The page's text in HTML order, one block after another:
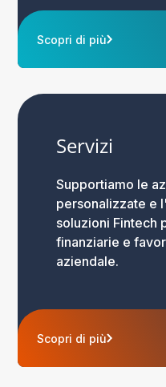
Scopri di più
Servizi
Supportiamo le
personalizzate e
soluzioni Fintech
finanziarie e
aziendale.
Scopri di più